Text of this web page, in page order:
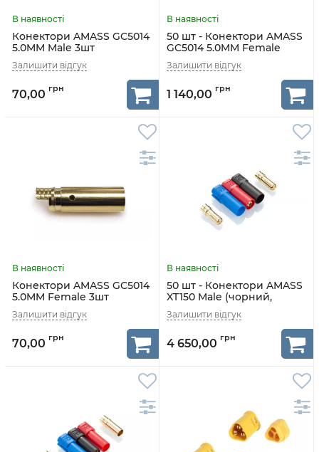
Конектори AMASS GC5014
5.0MM Male 3шт
70,00
50 шт - Конектори AMASS
GC5014 5.0MM Female
1 140,00
Конектори AMASS GC5014
5.0MM Female 3шт
70,00
50 шт - Конектори AMASS
XT150 Male (чорний,
червоний, синій)
4 650,00